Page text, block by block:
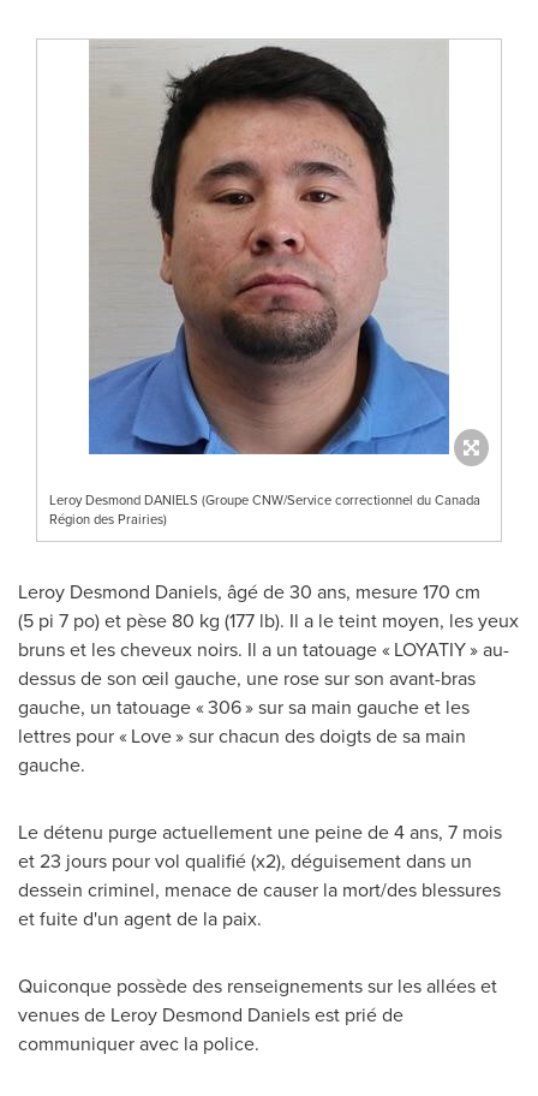
Leroy Desmond DANIELS (Groupe CNW/Service correctionnel du Canada
Région des Prairies)
Leroy Desmond Daniels, âgé de 30 ans, mesure 170 cm
(5 pi 7 po) et pèse 80 kg (177 lb). Il a le teint moyen, les yeux
bruns et les cheveux noirs. Il a un tatouage « LOYATIY » au-
dessus de son œil gauche, une rose sur son avant-bras
gauche, un tatouage « 306 » sur sa main gauche et les
lettres pour « Love » sur chacun des doigts de sa main
gauche.
Le détenu purge actuellement une peine de 4 ans, 7 mois
et 23 jours pour vol qualifié (x2), déguisement dans un
dessein criminel, menace de causer la mort/des blessures
et fuite d'un agent de la paix.
Quiconque possède des renseignements sur les allées et
venues de Leroy Desmond Danielsest prié de
communiquer avec la police.